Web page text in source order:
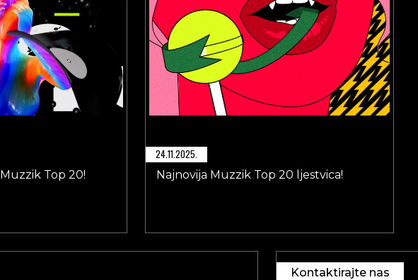
Top 20!
24.11.2025.
Najnovija Muzzik Top 20 ljestvica!
Kontaktirajte nas